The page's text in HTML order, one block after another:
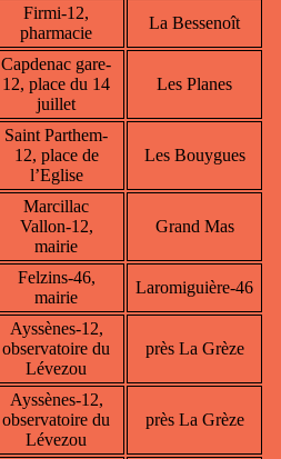
Firmi-12,
pharmacie
La Bessenoît
Capdenac gare-
12, place du 14
juillet
Les Planes
Saint Parthem-
12, place de
l’Eglise
Les Bouygues
Marcillac
Vallon-12,
mairie
Grand Mas
Felzins-46,
mairie
Laromiguière-46
Ayssènes-12,
observatoire du
Lévezou
près La Grèze
Ayssènes-12,
observatoire du
Lévezou
près La Grèze